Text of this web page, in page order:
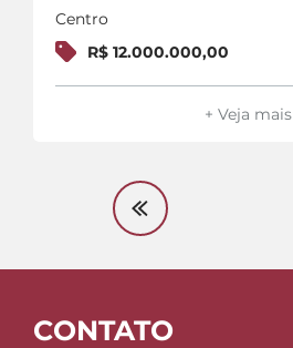
Centro
R$ 12.000.000,00
+ Veja mais
CONTATO